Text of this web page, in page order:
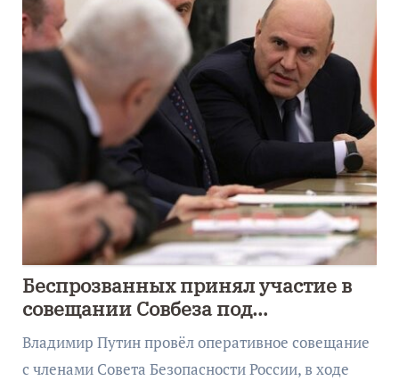
Беспрозванных принял участие в
совещании Совбеза под
руководством Путина
Владимир Путин провёл оперативное совещание
с членами Совета Безопасности России, в ходе